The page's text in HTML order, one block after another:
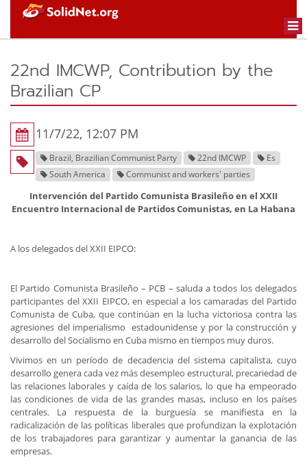
22nd IMCWP, Contribution by the
Brazilian CP
11/7/22, 12:07 PM
Brazil, Brazilian Communist Party 22nd IMCWP
Es
South America
Communist and workers' parties
Intervención del Partido Comunista Brasileño en el XXII
Encuentro Internacional de Partidos Comunistas, en La Habana
A los delegados del XXII EIPCO:
El Partido Comunista Brasileño – PCB – saluda a todos los delegados
participantes del XXII EIPCO, en especial a los camaradas del Partido
Comunista de Cuba, que continúan en la lucha victoriosa contra las
agresiones del imperialismo estadounidense y por la construcción y
desarrollo del Socialismo en Cuba mismo en tiempos muy duros.
Vivimos en un período de decadencia del sistema capitalista, cuyo
desarrollo genera cada vez más desempleo estructural, precariedad de
las relaciones laborales y caída de los salarios, lo que ha empeorado
las condiciones de vida de las grandes masas, incluso en los países
centrales. La respuesta de la burguesía se manifiesta en la
radicalización de las políticas liberales que profundizan la explotación
de los trabajadores para garantizar y aumentar la ganancia de las
empresas.